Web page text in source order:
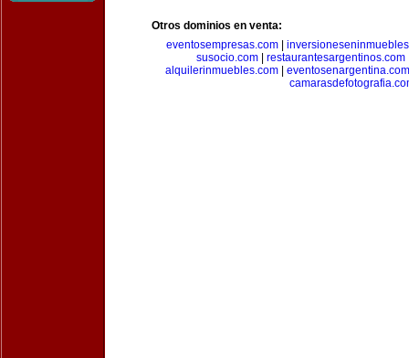
Otros dominios en venta:
eventosempresas.com
susocio.com
restaurantesargentinos.com
alquilerinmuebles.com
eventosenargentina.com